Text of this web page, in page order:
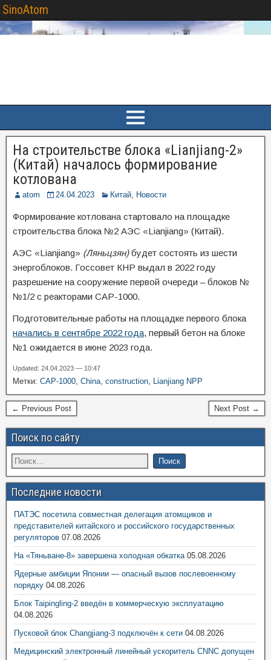
SinoAtom
На строительстве блока «Lianjiang-2»
(Китай) началось формирование
котлована
atom 24.04.2023 Китай, Новости
Формирование котлована стартовало на площадке
строительства блока №2 АЭС «Lianjiang» (Китай).
АЭС «Lianjiang» (Ляньцзян)будет состоять из шести
энергоблоков. Госсовет КНР выдал в 2022 году
разрешение на сооружение первой очереди – блоков №
№1/2 с реакторами CAP-1000.
Подготовительные работы на площадке первого блока
начались в сентябре 2022 года, первый бетон на блоке
№1 ожидается в июне 2023 года.
Updated: 24.04.2023 — 10:47
Метки: CAP-1000, China, construction, Lianjiang NPP
← Previous Post Next Post →
Поиск по сайту
Последние новости
ПАТЭС посетила совместная делегация атомщиков и
представителей китайского и российского государственных
регуляторов 07.08.2026
На «Тяньване-8» завершена холодная обкатка 05.08.2026
Ядерные амбиции Японии — опасный вызов послевоенному
порядку 04.08.2026
Блок Taipingling-2 введён в коммерческую эксплуатацию
04.08.2026
Пусковой блок Changjiang-3 подключён к сети 04.08.2026
Медицинский электронный линейный ускоритель CNNC допущен